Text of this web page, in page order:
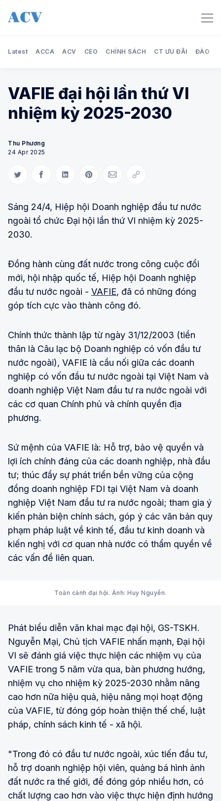
Latest ACCA ACV CEO CHÍNH SÁCH CT ƯU ĐÃI ĐÀO
VAFIE đại hội lần thứ VI
nhiệm kỳ 2025-2030
Thu Phương
24 Apr 2025
Share on Twitter
Share on Facebook
Share on LinkedIn
Share on Pinterest
Share via Email
Copy link
Sáng 24/4, Hiệp hội Doanh nghiệp đầu tư nước
ngoài tổ chức Đại hội lần thứ VI nhiệm kỳ 2025-
2030.
Đồng hành cùng đất nước trong công cuộc đổi
mới, hội nhập quốc tế, Hiệp hội Doanh nghiệp
đầu tư nước ngoài - VAFIE, đã có những đóng
góp tích cực vào thành công đó.
Chính thức thành lập từ ngày 31/12/2003 (tiền
thân là Câu lạc bộ Doanh nghiệp có vốn đầu tư
nước ngoài), VAFIE là cầu nối giữa các doanh
nghiệp có vốn đầu tư nước ngoài tại Việt Nam và
doanh nghiệp Việt Nam đầu tư ra nước ngoài với
các cơ quan Chính phủ và chính quyền địa
phương.
Sứ mệnh của VAFIE là: Hỗ trợ, bảo vệ quyền và
lợi ích chính đáng của các doanh nghiệp, nhà đầu
tư; thúc đẩy sự phát triển bền vững của cộng
đồng doanh nghiệp FDI tại Việt Nam và doanh
nghiệp Việt Nam đầu tư ra nước ngoài; tham gia ý
kiến phản biện chính sách, góp ý các văn bản quy
phạm pháp luật về kinh tế, đầu tư kinh doanh và
kiến nghị với cơ quan nhà nước có thẩm quyền về
các vấn đề liên quan.
Toàn cảnh đại hội. Ảnh: Huy Nguyễn.
Phát biểu diễn văn khai mạc đại hội, GS-TSKH.
Nguyễn Mại, Chủ tịch VAFIE nhấn mạnh, Đại hội
VI sẽ đánh giá việc thực hiện các nhiệm vụ của
VAFIE trong 5 năm vừa qua, bàn phương hướng,
nhiệm vụ cho nhiệm kỳ 2025-2030 nhằm nâng
cao hơn nữa hiệu quả, hiệu năng mọi hoạt động
của VAFIE, từ đóng góp hoàn thiện thế chế, luật
pháp, chính sách kinh tế - xã hội.
"Trong đó có đầu tư nước ngoài, xúc tiến đầu tư,
hỗ trợ doanh nghiệp hội viên, quảng bá hình ảnh
đất nước ra thế giới, để đóng góp nhiều hơn, có
chất lượng cao hơn vào việc thực hiện định hướng